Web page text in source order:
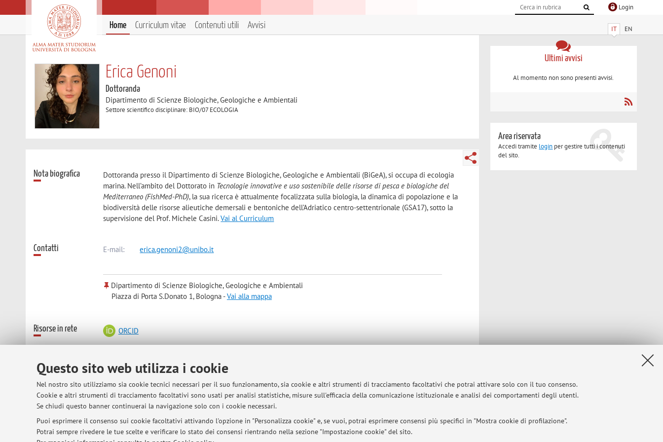
Questo sito web utilizza i cookie
Nel nostro sito utilizziamo sia cookie tecnici necessari per il suo funzionamento, sia cookie e altri strumenti di tracciamento facoltativi che potrai attivare solo con il tuo consenso.
Cookie e altri strumenti di tracciamento facoltativi sono usati per analisi statistiche, misure sull'efficacia della comunicazione istituzionale e analisi dei comportamenti degli utenti.
Se chiudi questo banner continuerai la navigazione solo con i cookie necessari.
Puoi esprimere il consenso sui cookie facoltativi attivando l'opzione in "Personalizza cookie" e, se vuoi, potrai esprimere consensi più specifici in "Mostra cookie di profilazione".
Potrai sempre rivedere le tue scelte e verificare lo stato dei consensi rientrando nella sezione "Impostazione cookie" del sito.
Login
IT EN
Home Curriculum vitae Contenuti utili Avvisi
Erica Genoni
Dottoranda
Dipartimento di Scienze Biologiche, Geologiche e Ambientali
Settore scientifico disciplinare: BIO/07 ECOLOGIA
Nota biografica
Dottoranda presso il Dipartimento di Scienze Biologiche, Geologiche e Ambientali (BiGeA), si occupa di ecologia
marina. Nell’ambito del Dottorato in Tecnologie innovative e uso sostenibile delle risorse di pesca e biologiche del
Mediterraneo (FishMed-PhD), la sua ricerca è attualmente focalizzata sulla biologia, la dinamica di popolazione e la
biodiversità delle risorse alieutiche demersali e bentoniche dell’Adriatico centro-settentrionale (GSA17), sotto la
supervisione del Prof. Michele Casini.Vai al Curriculum
Contatti E-mail: erica.genoni2@unibo.it
Dipartimento di Scienze Biologiche, Geologiche e Ambientali
Piazza di Porta S.Donato 1, Bologna -Vai alla mappa
Risorse in rete ORCID
Ultimi avvisi
Al momento non sono presenti avvisi.
Area riservata
Accedi tramite login per gestire tutti i contenuti
del sito.
© 2026 - ALMA MATER STUDIORUM - Università di Bologna - Via Zamboni, 33 - 40126 Bologna - Partita IVA: 01131710376 Privacy|Note legali|Impostazioni Cookie